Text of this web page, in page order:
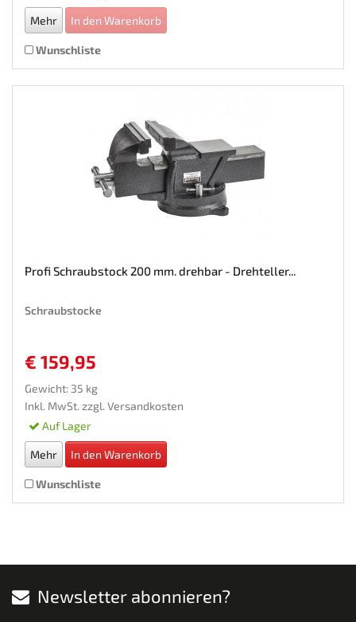
Mehr In den Warenkorb
Wunschliste
Profi Schraubstock 200 mm. drehbar - Drehteller...
Schraubstocke
€ 159,95
Gewicht: 35 kg
Inkl. MwSt. zzgl. Versandkosten
Auf Lager
Mehr In den Warenkorb
Wunschliste
Newsletter abonnieren?